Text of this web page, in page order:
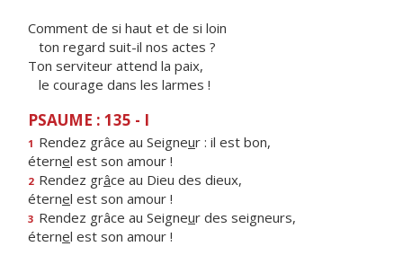
Comment de si haut et de si loin
ton regard suit-il nos actes ?
Ton serviteur attend la paix,
le courage dans les larmes !
PSAUME : 135 - I
1 Rendez grâce au Seigneur : il est bon,
éternel est son amour !
2 Rendez grâce au Dieu des dieux,
éternel est son amour !
3 Rendez grâce au Seigneur des seigneurs,
éternel est son amour !